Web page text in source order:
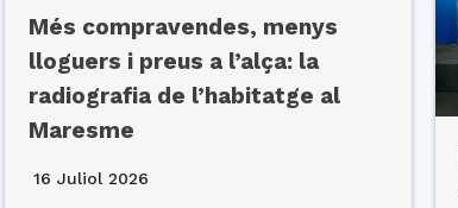
Més compravendes, menys
lloguers i preus a l’alça: la
radiografia de l’habitatge al
Maresme
16 Juliol 2026